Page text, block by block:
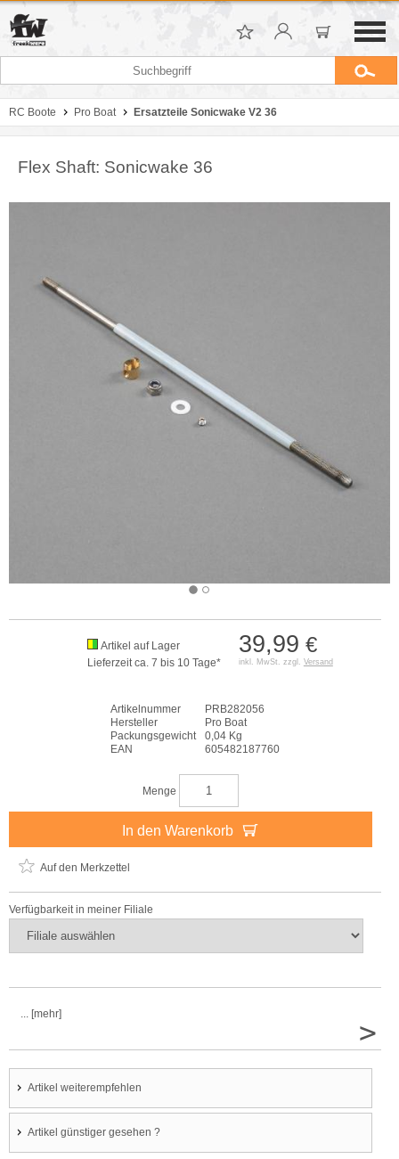
RC Boote Pro Boat Ersatzteile Sonicwake V2 36
Flex Shaft: Sonicwake 36
39,99 €
inkl. MwSt. zzgl. Versand
Artikel auf Lager
Lieferzeit ca. 7 bis 10 Tage*
Artikelnummer
PRB282056
Hersteller
Pro Boat
Packungsgewicht
0,04 Kg
EAN
605482187760
Menge
In den Warenkorb
Auf den Merkzettel
Verfügbarkeit in meiner Filiale
... [mehr]
>
Artikel weiterempfehlen
Artikel günstiger gesehen ?